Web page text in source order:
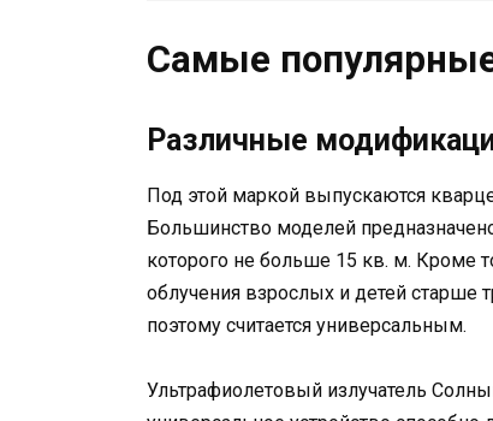
Самые
Различные
Под этой маркой выпускаются
Большинство моделей
которого не больше 15 кв. м. Кроме
облучения взрослых и детей старше
поэтому считается универсальным.
Ультрафиолетовый излучатель